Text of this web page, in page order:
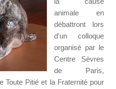
animale en
débattront lors
d'un colloque
organisé par le
Centre Sèvres
de Paris,
Toute Pitié et la Fraternité pour